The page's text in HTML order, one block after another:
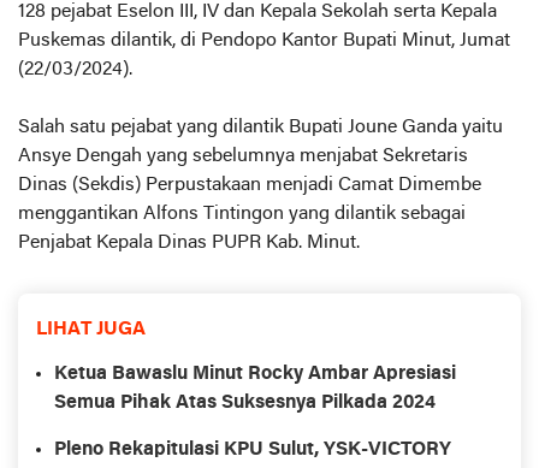
128 pejabat Eselon III, IV dan Kepala Sekolah serta Kepala
Puskemas dilantik, di Pendopo Kantor Bupati Minut, Jumat
(22/03/2024).
Salah satu pejabat yang dilantik Bupati Joune Ganda yaitu
Ansye Dengah yang sebelumnya menjabat Sekretaris
Dinas (Sekdis) Perpustakaan menjadi Camat Dimembe
menggantikan Alfons Tintingon yang dilantik sebagai
Penjabat Kepala Dinas PUPR Kab. Minut.
LIHAT JUGA
Ketua Bawaslu Minut Rocky Ambar Apresiasi
Semua Pihak Atas Suksesnya Pilkada 2024
Pleno Rekapitulasi KPU Sulut, YSK-VICTORY